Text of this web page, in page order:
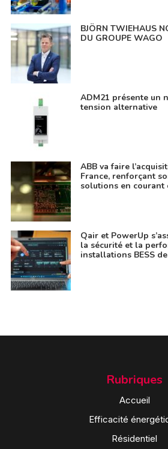
BJÖRN TWIEHAUS
DU GROUPE WAGO
ADM21 présente un
tension alternative
ABB va faire
France, renforçant
solutions en courant
Qair et PowerUp
la sécurité et la
installations BESS
Rubriques
Accueil
Efficacité
Résidentiel